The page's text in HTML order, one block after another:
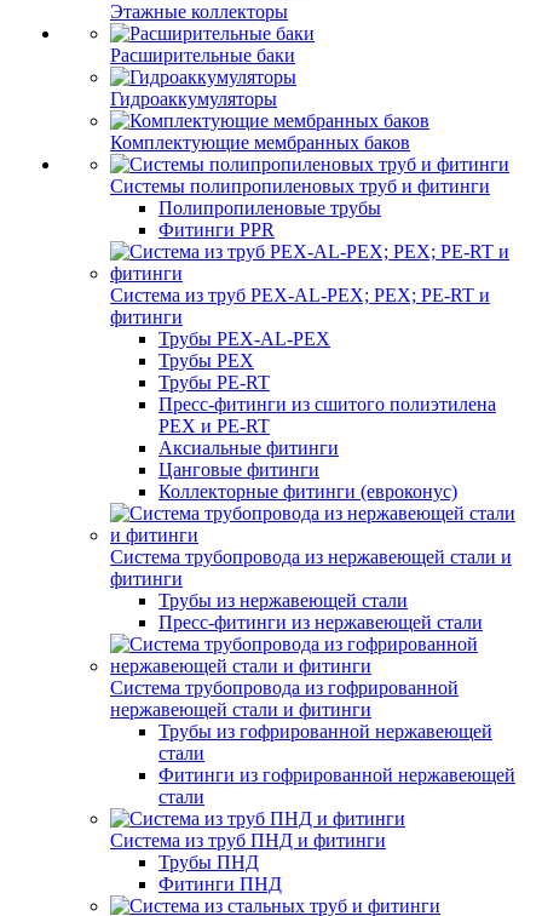
Этажные коллекторы
Расширительные баки
Гидроаккумуляторы
Комплектующие мембранных баков
Системы полипропиленовых труб и фитинги
Полипропиленовые трубы
Фитинги PPR
Система из труб PEX-AL-PEX; PEX; PE-RT и
фитинги
Трубы PEX-AL-PEX
Трубы PEX
Трубы PE-RT
Пресс-фитинги из сшитого полиэтилена
PEX и PE-RT
Аксиальные фитинги
Цанговые фитинги
Коллекторные фитинги (евроконус)
Система трубопровода из нержавеющей стали и
фитинги
Трубы из нержавеющей стали
Пресс-фитинги из нержавеющей стали
Система трубопровода из гофрированной
нержавеющей стали и фитинги
Трубы из гофрированной нержавеющей
стали
Фитинги из гофрированной нержавеющей
стали
Система из труб ПНД и фитинги
Трубы ПНД
Фитинги ПНД